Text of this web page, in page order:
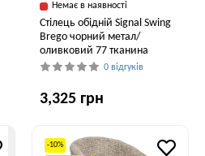
Немає в наявності
Стілець обідній Signal Swing
Brego чорний метал/
оливковий 77 тканина
0 відгуків
3,325 грн
-10%